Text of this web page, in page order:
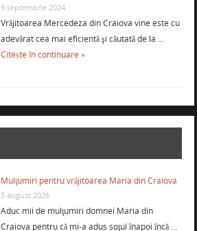
9 septembrie 2024
Vrăjitoarea Mercedeza din Craiova vine este cu
adevărat cea mai eficientă şi căutată de la …
Citește în continuare »
Mulţumiri pentru vrăjitoarea Maria din Craiova
5 august 2026
Aduc mii de mulţumiri domnei Maria din
Craiova pentru că mi-a adus soţul înapoi încă …